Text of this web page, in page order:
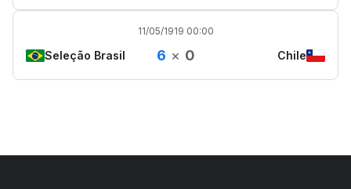
11/05/1919 00:00
Seleção Brasil 6 × 0 Chile